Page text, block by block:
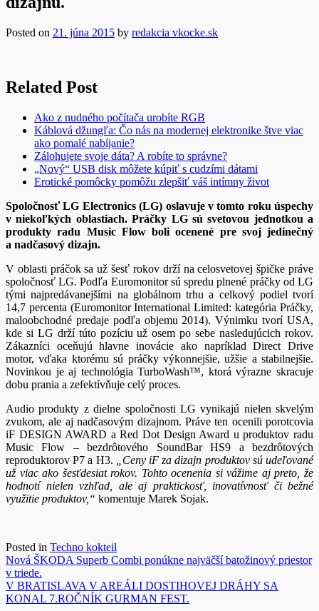
Posted on 21. júna 2015 by redakcia vkocke.sk
Related Post
Ako z nudného počítača urobíte RGB
Káblová džungľa: Čo nás na modernej elektronike štve viac
ako pomalé nabíjanie?
Zálohujete svoje dáta? A robíte to správne?
„Nový“ USB disk môžete kúpiť s cudzími dátami
Erotické pomôcky pomôžu zlepšiť váš intímny život
Spoločnosť LG Electronics (LG) oslavuje v tomto roku úspechy
v niekoľkých oblastiach. Práčky LG sú svetovou jednotkou a
produkty radu Music Flow boli ocenené pre svoj jedinečný
a nadčasový dizajn.
V oblasti práčok sa už šesť rokov drží na celosvetovej špičke práve
spoločnosť LG. Podľa Euromonitor sú spredu plnené práčky od LG
tými najpredávanejšími na globálnom trhu a celkový podiel tvorí
14,7 percenta (Euromonitor International Limited: kategória Práčky,
maloobchodné predaje podľa objemu 2014). Výnimku tvorí USA,
kde si LG drží túto pozíciu už osem po sebe nasledujúcich rokov.
Zákazníci oceňujú hlavne inovácie ako napríklad Direct Drive
motor, vďaka ktorému sú práčky výkonnejšie, užšie a stabilnejšie.
Novinkou je aj technológia TurboWash™, ktorá výrazne skracuje
dobu prania a zefektívňuje celý proces.
Audio produkty z dielne spoločnosti LG vynikajú nielen skvelým
zvukom, ale aj nadčasovým dizajnom. Práve ten ocenili porotcovia
iF DESIGN AWARD a Red Dot Design Award u produktov radu
Music Flow – bezdrôtového SoundBar HS9 a bezdrôtových
reproduktorov P7 a H3.
„Ceny iF za dizajn produktov sú udeľované
už viac ako šesťdesiat rokov. Tohto ocenenia si vážime aj preto, že
hodnotí nielen vzhľad, ale aj praktickosť, inovatívnosť či bežné
využitie produktov,“ komentuje Marek Sojak.
Posted in Techno kokteil
Navigácia
v
článku
Nová ŠKODA Superb Combi ponúkne najväčší batožinový priestor
v triede.
V BRATISLAVA V AREÁLI DOSTIHOVEJ DRÁHY SA
KONAL 7.ROČNÍK GURMAN FEST.